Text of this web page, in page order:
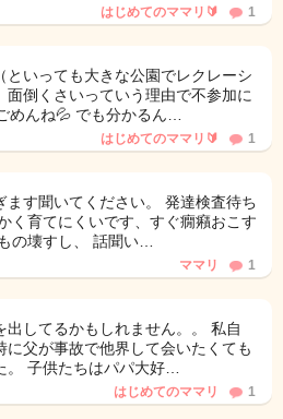
はじめてのママリ🔰 1
といっても大きな公園でレクレーシ
面倒くさいっていう理由で不参加に
めんね💦 でも分かるん…
はじめてのママリ🔰 1
ます聞いてください。 発達検査待ち
く育てにくいです、すぐ癇癪おこす
の壊すし、 話聞い…
ママリ 1
出してるかもしれません。。 私自
に父が事故で他界して会いたくても
。 子供たちはパパ大好…
はじめてのママリ 1